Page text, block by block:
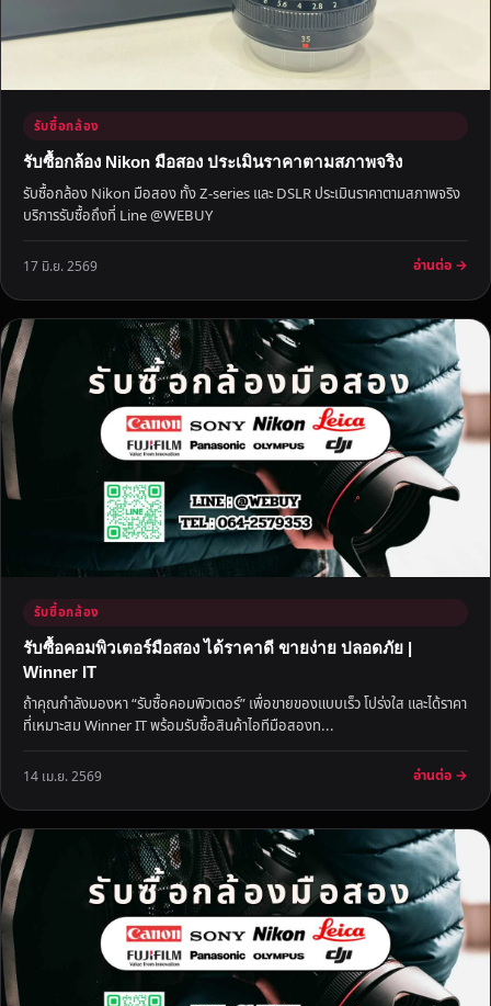
คุ
ใ
จ
รับซื้อกล้อง
รับซื้อกล้อง Nikon มือสอง ประเมินราคาตามสภาพจริง
รับซื้อกล้อง Nikon มือสอง ทั้ง Z-series และ DSLR ประเมินราคาตามสภาพจริง
บริการรับซื้อถึงที่ Line @WEBUY
17 มิ.ย. 2569 อ่านต่อ →
รับซื้อกล้อง
รับซื้อคอมพิวเตอร์มือสอง ได้ราคาดี ขายง่าย ปลอดภัย |
Winner IT
ถ้าคุณกำลังมองหา “รับซื้อคอมพิวเตอร์” เพื่อขายของแบบเร็ว โปร่งใส และได้ราคา
ที่เหมาะสม Winner IT พร้อมรับซื้อสินค้าไอทีมือสองท...
14 เม.ย. 2569 อ่านต่อ →